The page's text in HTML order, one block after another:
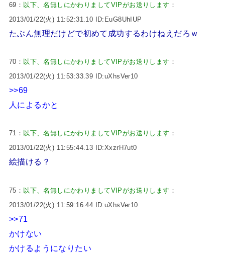
69： 以下、名無しにかわりましてVIPがお送りします ：
2013/01/22(火) 11:52:31.10 ID:EuG8UhIUP
たぶん無理だけどで初めて成功するわけねえだろｗ
70： 以下、名無しにかわりましてVIPがお送りします ：
2013/01/22(火) 11:53:33.39 ID:uXhsVer10
>>69
人によるかと
71： 以下、名無しにかわりましてVIPがお送りします ：
2013/01/22(火) 11:55:44.13 ID:XxzrH7ut0
絵描ける？
75： 以下、名無しにかわりましてVIPがお送りします ：
2013/01/22(火) 11:59:16.44 ID:uXhsVer10
>>71
かけない
かけるようになりたい